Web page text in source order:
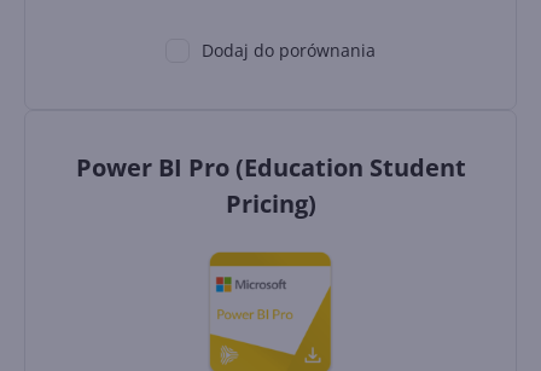
Dodaj do porównania
Power BI Pro (Education Student
Pricing)